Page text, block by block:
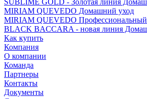
SUBLIME GOLD - Золотая линия
MIRIAM QUEVEDO Домашний уход
MIRIAM QUEVEDO Профессиональный
BLACK BACCARA - новая линия
Как купить
Компания
О компании
Команда
Партнеры
Контакты
Документы